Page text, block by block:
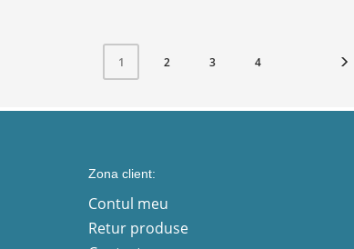
1 2 3 4
Zona client:
Contul meu
Retur produse